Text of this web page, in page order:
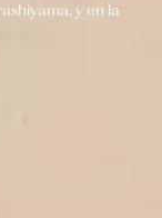
y en la